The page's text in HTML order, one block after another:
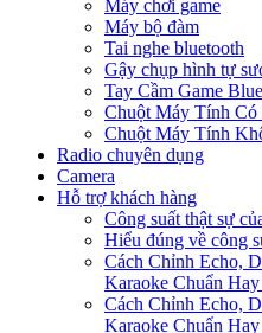
Máy chơi game
Máy bộ đàm
Tai nghe bluetooth
Gậy chụp hình tự
Tay Cầm Game
Chuột Máy Tính Có
Chuột Máy Tính
Radio chuyên dụng
Camera
Hỗ trợ khách hàng
Công suất thật sự
Hiểu đúng về công
Cách Chỉnh Echo,
Karaoke Chuẩn
Cách Chỉnh Echo,
Karaoke Chuẩn